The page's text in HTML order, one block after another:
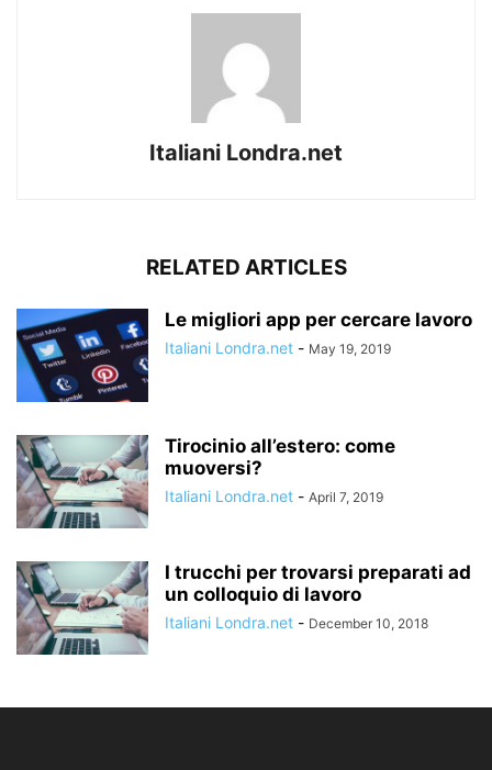
Italiani Londra.net
RELATED ARTICLES
Le migliori app per cercare lavoro
Italiani Londra.net - May 19, 2019
Tirocinio all’estero: come
muoversi?
Italiani Londra.net - April 7, 2019
I trucchi per trovarsi preparati ad
un colloquio di lavoro
Italiani Londra.net - December 10, 2018